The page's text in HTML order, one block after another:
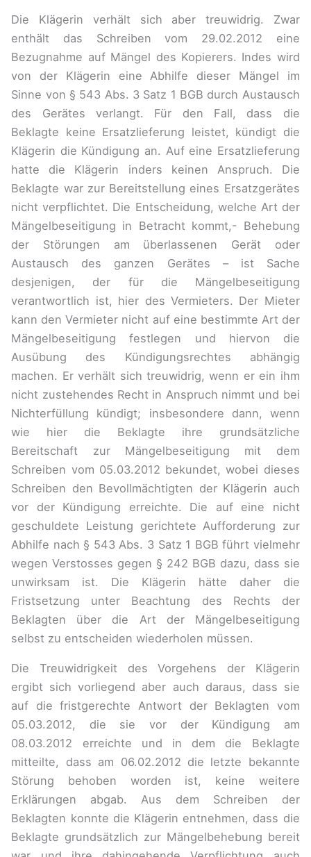
Die Klägerin verhält sich aber treuwidrig. Zwar
enthält das Schreiben vom 29.02.2012 eine
Bezugnahme auf Mängel des Kopierers. Indes wird
von der Klägerin eine Abhilfe dieser Mängel im
Sinne von § 543 Abs. 3 Satz 1 BGB durch Austausch
des Gerätes verlangt. Für den Fall, dass die
Beklagte keine Ersatzlieferung leistet, kündigt die
Klägerin die Kündigung an. Auf eine Ersatzlieferung
hatte die Klägerin inders keinen Anspruch. Die
Beklagte war zur Bereitstellung eines Ersatzgerätes
nicht verpflichtet. Die Entscheidung, welche Art der
Mängelbeseitigung in Betracht kommt,- Behebung
der Störungen am überlassenen Gerät oder
Austausch des ganzen Gerätes – ist Sache
desjenigen, der für die Mängelbeseitigung
verantwortlich ist, hier des Vermieters. Der Mieter
kann den Vermieter nicht auf eine bestimmte Art der
Mängelbeseitigung festlegen und hiervon die
Ausübung des Kündigungsrechtes abhängig
machen. Er verhält sich treuwidrig, wenn er ein ihm
nicht zustehendes Recht in Anspruch nimmt und bei
Nichterfüllung kündigt; insbesondere dann, wenn
wie hier die Beklagte ihre grundsätzliche
Bereitschaft zur Mängelbeseitigung mit dem
Schreiben vom 05.03.2012 bekundet, wobei dieses
Schreiben den Bevollmächtigten der Klägerin auch
vor der Kündigung erreichte. Die auf eine nicht
geschuldete Leistung gerichtete Aufforderung zur
Abhilfe nach § 543 Abs. 3 Satz 1 BGB führt vielmehr
wegen Verstosses gegen § 242 BGB dazu, dass sie
unwirksam ist. Die Klägerin hätte daher die
Fristsetzung unter Beachtung des Rechts der
Beklagten über die Art der Mängelbeseitigung
selbst zu entscheiden wiederholen müssen.
Die Treuwidrigkeit des Vorgehens der Klägerin
ergibt sich vorliegend aber auch daraus, dass sie
auf die fristgerechte Antwort der Beklagten vom
05.03.2012, die sie vor der Kündigung am
08.03.2012 erreichte und in dem die Beklagte
mitteilte, dass am 06.02.2012 die letzte bekannte
Störung behoben worden ist, keine weitere
Erklärungen abgab. Aus dem Schreiben der
Beklagten konnte die Klägerin entnehmen, dass die
Beklagte grundsätzlich zur Mängelbehebung bereit